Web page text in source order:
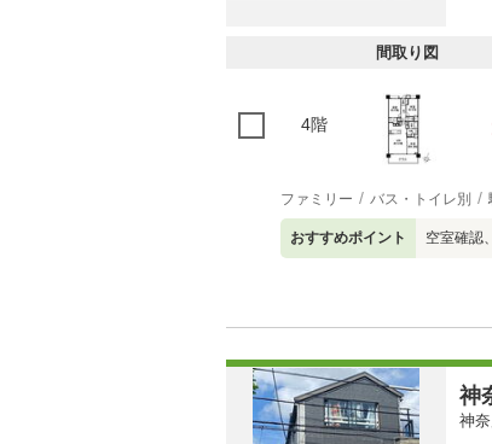
間取り図
4階
ファミリー バス・トイレ別
おすすめポイント 空室確認
神
神